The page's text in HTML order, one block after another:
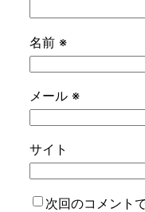
名前 ※
メール ※
サイト
次回のコメント